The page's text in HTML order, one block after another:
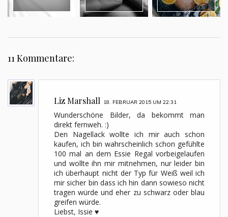
11 Kommentare:
Liz Marshall 18. FEBRUAR 2015 UM 22:31
Wunderschöne Bilder, da bekommt man
direkt fernweh. :)
Den Nagellack wollte ich mir auch schon
kaufen, ich bin wahrscheinlich schon gefühlte
100 mal an dem Essie Regal vorbeigelaufen
und wollte ihn mir mitnehmen, nur leider bin
ich überhaupt nicht der Typ für Weiß weil ich
mir sicher bin dass ich hin dann sowieso nicht
tragen würde und eher zu schwarz oder blau
greifen würde.
Liebst, Issie ♥